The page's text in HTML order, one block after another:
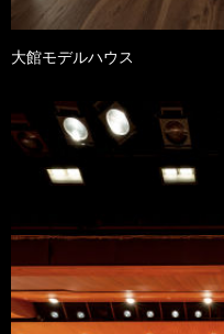
大館モデルハウス